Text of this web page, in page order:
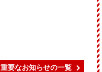
重要なお知らせの一覧